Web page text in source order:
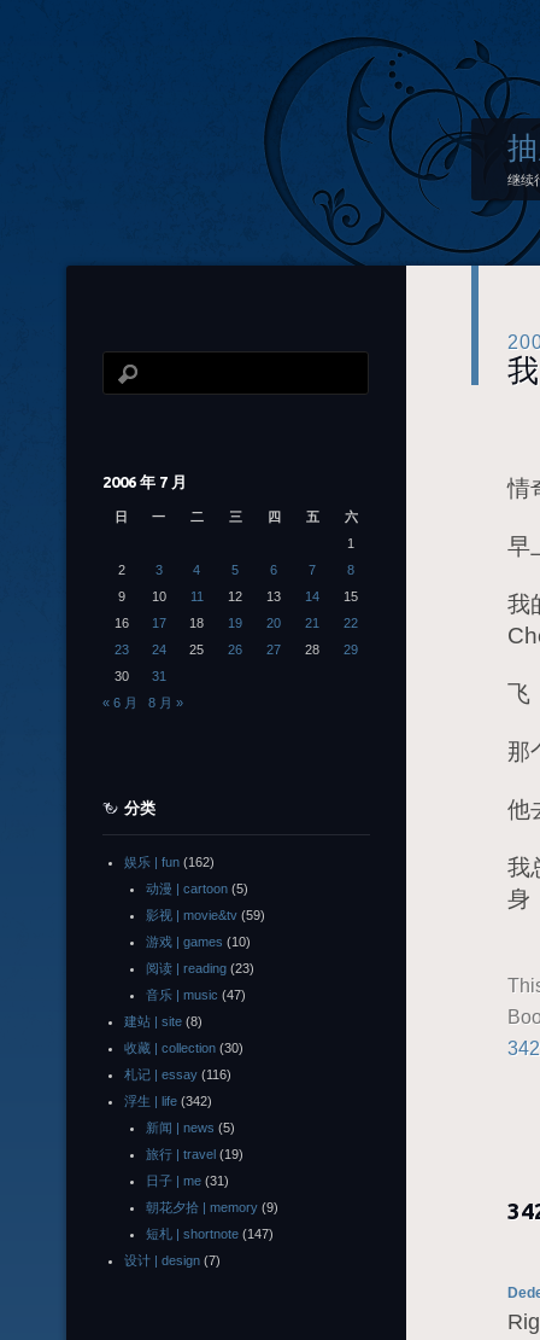
继续
情
早
我
飞
那
他
我
身
2006 年 7 月
日 一 二 三 四 五
六
1
2
3 4 5 6 7
8
9
10 11 12 13 14
15
16
17 18 19 20 21
22
23
24 25 26 27 28
29
30
31
« 6 月
8 月 »
分类
娱乐 | fun (162)
动漫 | cartoon (5)
影视 | movie&tv (59)
游戏 | games (10)
阅读 | reading (23)
音乐 | music (47)
建站 | site (8)
收藏 | collection (30)
札记 | essay (116)
浮生 | life (342)
新闻 | news (5)
旅行 | travel (19)
日子 | me (31)
朝花夕拾 | memory (9)
短札 | shortnote (147)
设计 | design (7)